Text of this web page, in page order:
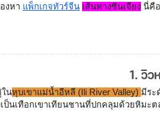
งหา แพ็กเกจทัวร์จีน เส้นทางซินเจียง นี่คื
1. วิว
ในหุบเขาแม่น้ำอีหลี (Ili River Valley) มีระ
นเทือกเขาเทียนชานที่ปกคลุมด้วยหิมะ